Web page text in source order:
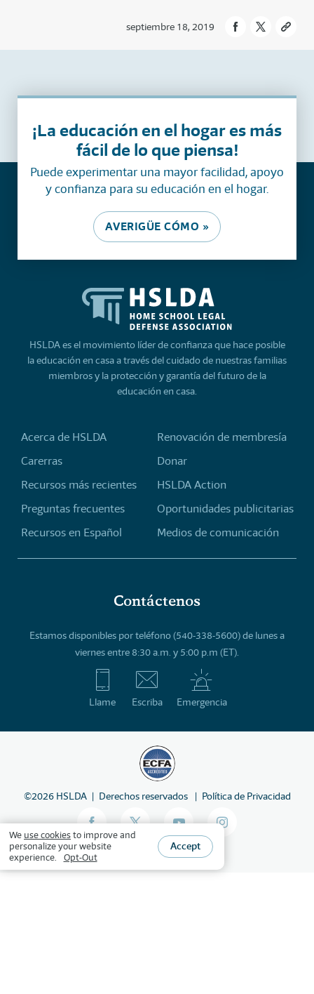
septiembre 18, 2019
¡La educación en el hogar es más
fácil de lo que piensa!
Puede experimentar una mayor facilidad, apoyo
y confianza para su educación en el hogar.
AVERIGÜE CÓMO »
HSLDA es el movimiento líder de confianza que hace posible
la educación en casa a través del cuidado de nuestras familias
miembros y la protección y garantía del futuro de la
educación en casa.
Acerca de HSLDA
Carerras
Recursos más recientes
Preguntas frecuentes
Recursos en Español
Renovación de membresía
Donar
HSLDA Action
Oportunidades publicitarias
Medios de comunicación
Contáctenos
Estamos disponibles por teléfono (540-338-5600) de lunes a
viernes entre 8:30 a.m. y 5:00 p.m (ET).
Llame Escriba Emergencia
©2026 HSLDA Derechos reservados Política de Privacidad
We use cookiesto improve and
personalize your website
experience.
Opt-Out
Accept